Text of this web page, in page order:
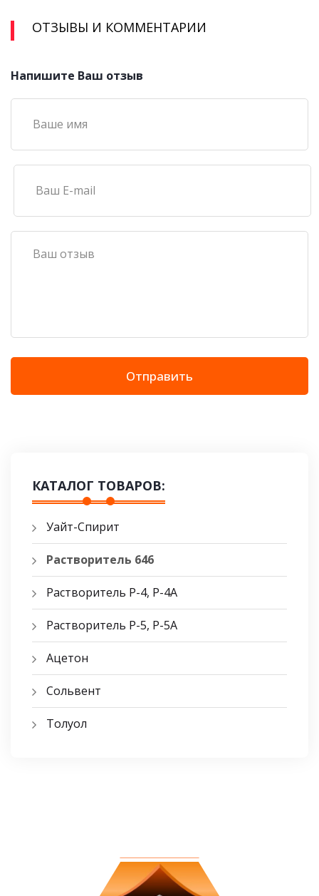
ОТЗЫВЫ И КОММЕНТАРИИ
Напишите Ваш отзыв
Отправить
КАТАЛОГ ТОВАРОВ:
Уайт-Спирит
Растворитель 646
Растворитель Р-4, Р-4А
Растворитель Р-5, Р-5A
Ацетон
Сольвент
Толуол